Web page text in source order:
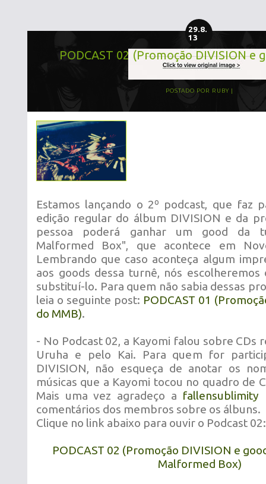
29.8.
13
PODCAST 02 (Promoção DIVISION e
POSTADO POR RUBY
Estamos lançando o 2º podcast, que faz
edição regular do álbum DIVISION e da
pessoa poderá ganhar um good da
Malformed Box", que acontece em
Lembrando que caso aconteça algum
aos goods dessa turnê, nós
substituí-lo. Para quem não sabia dessas
leia o seguinte post: PODCAST 01
do MMB).
- No Podcast 02, a Kayomi falou sobre CDs
Uruha e pelo Kai. Para quem for
DIVISION, não esqueça de anotar os
músicas que a Kayomi tocou no quadro de
Mais uma vez agradeço a fallensublimity
comentários dos membros sobre os álbuns.
Clique no link abaixo para ouvir o Podcast 02:
PODCAST 02 (Promoção DIVISION e
Malformed Box)